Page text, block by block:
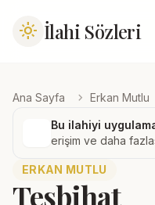
light_mode İlahi Sözleri
Ana Sayfa chevron_right Erkan Mutlu
Bu ilahiyi
erişim ve daha
ERKAN MUTLU
Tesbihat